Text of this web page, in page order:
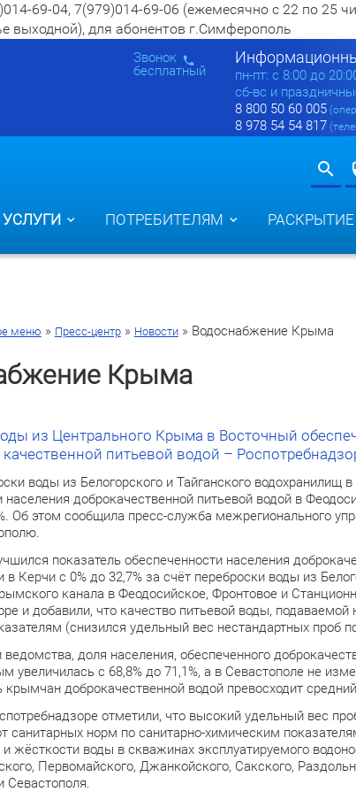
69-04, 7(979)014-69-06 (ежемесячно с 22 по 25
выходной), для абонентов г.Симферополь
пн-пт: c 8:00 до
сб-вс и
8 800 50 60 005
8 978 54 54 817
Звонок
бесплатный
УСЛУГИ ПОТРЕБИТЕЛЯМ
меню » Пресс-центр» Новости» Водоснабжение Крыма
Крыма
из Центрального Крыма в Восточный
питьевой водой –
воды из Белогорского и Тайганского водохранилищ
населения доброкачественной питьевой водой в
Об этом сообщила пресс-служба межрегионального
показатель обеспеченности населения
в Керчи с 0% до 32,7% за счёт переброски воды из
канала в Феодосийское, Фронтовое и
и добавили, что качество питьевой воды,
(снизился удельный вес нестандартных проб
доля населения, обеспеченного
увеличилась с 68,8% до 71,1%, а в Севастополе не
крымчан доброкачественной водой превосходит
отметили, что высокий удельный вес
санитарных норм по санитарно-химическим
жёсткости воды в скважинах эксплуатируемого
Первомайского, Джанкойского, Сакского,
Севастополя.